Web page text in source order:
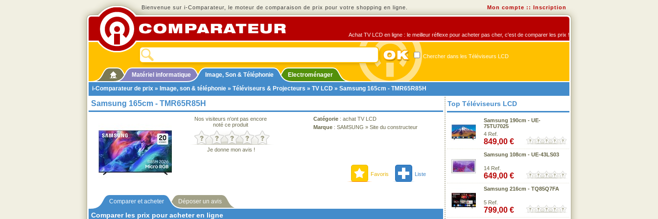
Bienvenue sur i-Comparateur, le moteur de comparaison de prix pour votre shopping en ligne. Mon compte :: Inscription
Achat TV LCD en ligne : le meilleur réflexe pour acheter pas cher, c'est de comparer les prix !
Chercher dans les Téléviseurs LCD
Matériel informatique Image, Son & Téléphonie
Electroménager
i-Comparateur de prix » Image, son & téléphonie » Téléviseurs & Projecteurs » TV LCD » Samsung 165cm - TMR65R85H
Samsung 165cm - TMR65R85H
Nos visiteurs n'ont pas encore
noté ce produit
Je donne mon avis !
Catégorie : achat TV LCD
Marque : SAMSUNG » Site du constructeur
Favoris Liste
Comparer et acheter Déposer un avis
Comparer les prix pour acheter en ligne
Top Téléviseurs LCD
Samsung 190cm - UE-
75TU7025
4 Ref.
849,00 €
Samsung 108cm - UE-43LS03
14 Ref.
649,00 €
Samsung 216cm - TQ85Q7FA
5 Ref.
799,00 €